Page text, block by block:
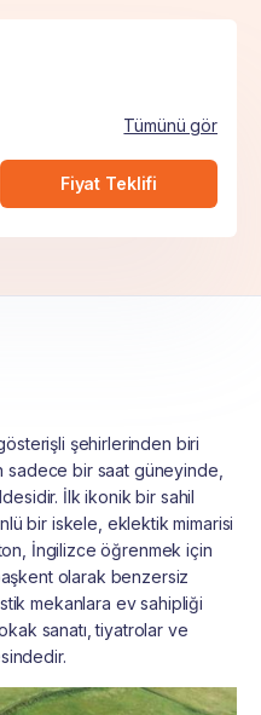
Tümünü gör
Fiyat Teklifi
şehirlerinden biri
sadece bir saat güneyinde,
İlk ikonik bir sahil
bir iskele, eklektik mimarisi
İngilizce öğrenmek için
olarak benzersiz
mekanlara ev sahipliği
sanatı, tiyatrolar ve